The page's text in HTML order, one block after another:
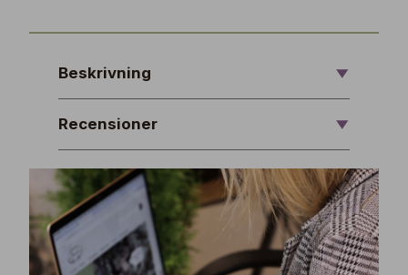
Beskrivning
Recensioner